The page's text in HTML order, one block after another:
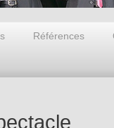
Références